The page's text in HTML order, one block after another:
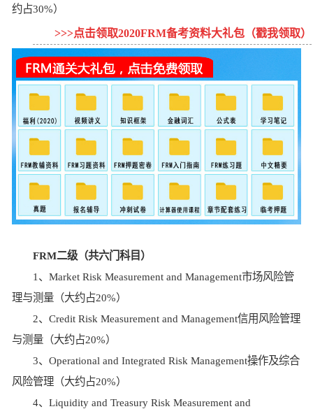
约占30%）
>>>点击领取2020FRM备考资料大礼包（戳我领取）
FRM二级（共六门科目）
1、Market Risk Measurement and Management市场风险管
理与测量（大约占20%）
2、Credit Risk Measurement and Management信用风险管理
与测量（大约占20%）
3、Operational and Integrated Risk Management操作及综合
风险管理（大约占20%）
4、Liquidity and Treasury Risk Measurement and